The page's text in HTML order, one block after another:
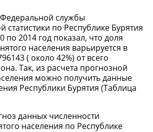
службы
статистики по Республике Бурятия
по 2014 год показал, что доля
населения варьируется в
( около 42%) от всего
Так, из расчета прогнозной
можно получить данные
Республики Бурятия (Таблица
данных численности
населения по Республике